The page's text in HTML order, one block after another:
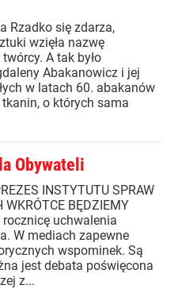
Rzadko się zdarza,
wzięła nazwę
A tak było
Abakanowicz i jej
w latach 60. abakanów
o których sama
Obywateli
INSTYTUTU SPRAW
WKRÓTCE BĘDZIEMY
rocznicę uchwalenia
W mediach zapewne
wspominek. Są
jest debata poświęcona
z...